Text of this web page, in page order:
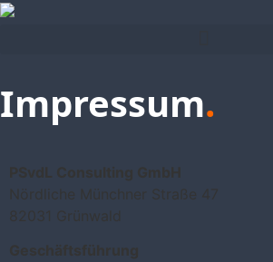
Impressum.
PSvdL Consulting GmbH
Nördliche Münchner Straße 47
82031 Grünwald
Geschäftsführung